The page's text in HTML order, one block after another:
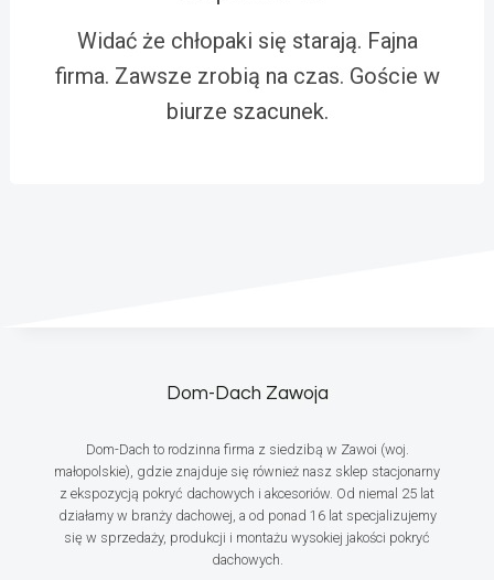
Widać że chłopaki się starają. Fajna
firma. Zawsze zrobią na czas. Goście w
biurze szacunek.
Dom-Dach Zawoja
Dom-Dach to rodzinna firma z siedzibą w Zawoi (woj.
małopolskie), gdzie znajduje się również nasz sklep stacjonarny
z ekspozycją pokryć dachowych i akcesoriów. Od niemal 25 lat
działamy w branży dachowej, a od ponad 16 lat specjalizujemy
się w sprzedaży, produkcji i montażu wysokiej jakości pokryć
dachowych.